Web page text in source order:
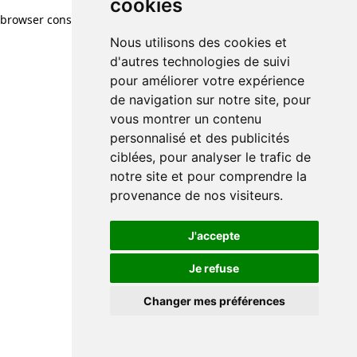
cookies
Nous utilisons des cookies et
d'autres technologies de suivi
pour améliorer votre expérience
de navigation sur notre site, pour
vous montrer un contenu
personnalisé et des publicités
ciblées, pour analyser le trafic de
notre site et pour comprendre la
provenance de nos visiteurs.
J'accepte
Je refuse
Changer mes préférences
browser console for more information)